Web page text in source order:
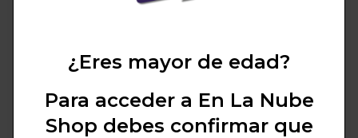
¿Eres mayor de edad?
Para acceder a En La Nube
Shop debes confirmar que